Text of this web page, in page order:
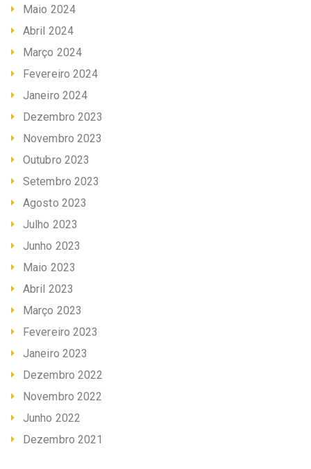
Maio 2024
Abril 2024
Março 2024
Fevereiro 2024
Janeiro 2024
Dezembro 2023
Novembro 2023
Outubro 2023
Setembro 2023
Agosto 2023
Julho 2023
Junho 2023
Maio 2023
Abril 2023
Março 2023
Fevereiro 2023
Janeiro 2023
Dezembro 2022
Novembro 2022
Junho 2022
Dezembro 2021